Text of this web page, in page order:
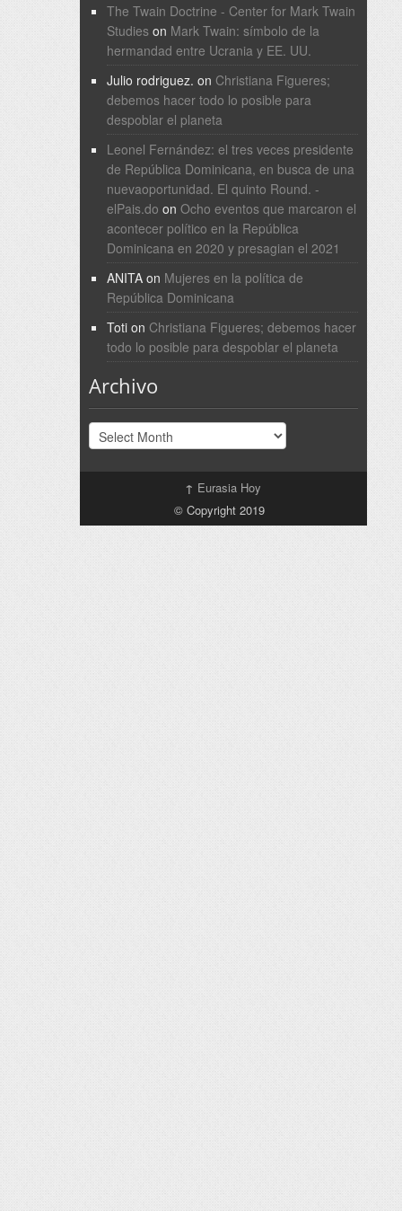
The Twain Doctrine - Center for Mark Twain
Studieson Mark Twain: símbolo de la
hermandad entre Ucrania y EE. UU.
Julio rodriguez. on Christiana Figueres;
debemos hacer todo lo posible para
despoblar el planeta
Leonel Fernández: el tres veces presidente
de República Dominicana, en busca de una
nuevaoportunidad. El quinto Round. -
elPais.do on Ocho eventos que marcaron el
acontecer político en la República
Dominicana en 2020 y presagian el 2021
ANITAon Mujeres en la política de
República Dominicana
Totion Christiana Figueres; debemos hacer
todo lo posible para despoblar el planeta
Archivo
Archivo
↑ Eurasia Hoy
© Copyright 2019